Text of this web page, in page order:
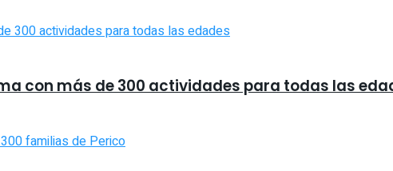
con más de 300 actividades para todas las